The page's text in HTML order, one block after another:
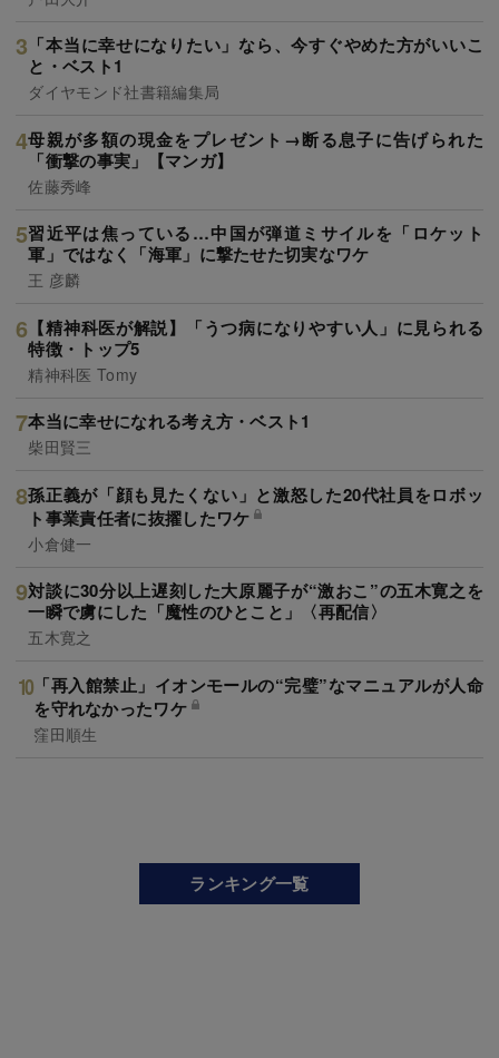
「本当に幸せになりたい」なら、今すぐやめた方がいいこ
と・ベスト1
ダイヤモンド社書籍編集局
母親が多額の現金をプレゼント→断る息子に告げられた
「衝撃の事実」【マンガ】
佐藤秀峰
習近平は焦っている…中国が弾道ミサイルを「ロケット
軍」ではなく「海軍」に撃たせた切実なワケ
王 彦麟
【精神科医が解説】「うつ病になりやすい人」に見られる
特徴・トップ5
精神科医 Tomy
本当に幸せになれる考え方・ベスト1
柴田賢三
孫正義が「顔も見たくない」と激怒した20代社員をロボッ
ト事業責任者に抜擢したワケ
小倉健一
対談に30分以上遅刻した大原麗子が“激おこ”の五木寛之を
一瞬で虜にした「魔性のひとこと」〈再配信〉
五木寛之
「再入館禁止」イオンモールの“完璧”なマニュアルが人命
を守れなかったワケ
窪田順生
ランキング一覧